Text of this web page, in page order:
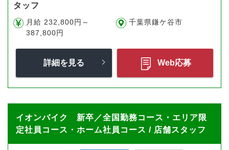
タッフ
月給 232,800円～
387,800円
千葉県鎌ケ谷市
詳細を見る Web応募
イオンバイク 新卒／全国勤務コース・エリア限
定社員コース・ホーム社員コース / 店舗スタッフ